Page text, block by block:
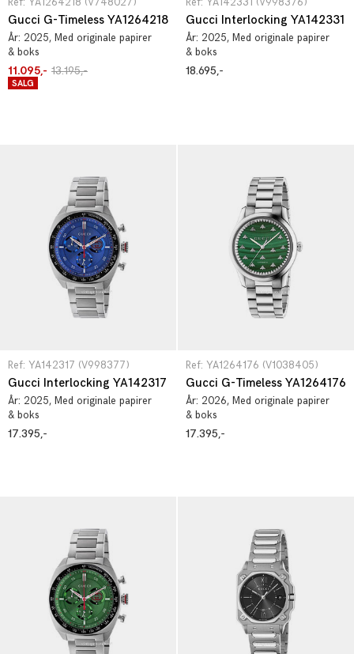
Gucci G-Timeless YA1264218
År: 2025, Med originale papirer
& boks
11.095,- 13.195,-
SALG
Gucci Interlocking YA142331
År: 2025, Med originale papirer
& boks
18.695,-
Ref: YA142317 (V998377)
Gucci Interlocking YA142317
År: 2025, Med originale papirer
& boks
17.395,-
Ref: YA1264176 (V1038405)
Gucci G-Timeless YA1264176
År: 2026, Med originale papirer
& boks
17.395,-